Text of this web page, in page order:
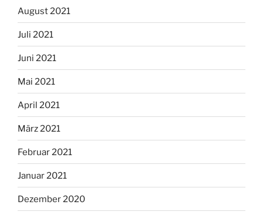
August 2021
Juli 2021
Juni 2021
Mai 2021
April 2021
März 2021
Februar 2021
Januar 2021
Dezember 2020